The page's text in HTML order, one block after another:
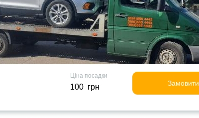
Ціна посадки
100 грн Замовити